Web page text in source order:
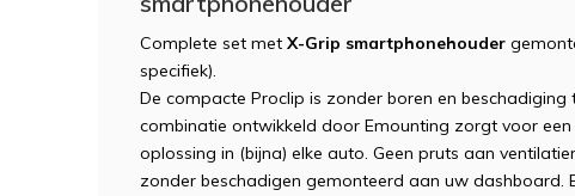
Complete set met X-Grip smartphonehouder
specifiek).
De compacte Proclip is zonder boren en beschadiging
combinatie ontwikkeld door Emounting zorgt voor een
oplossing in (bijna) elke auto. Geen pruts aan
zonder beschadigen gemonteerd aan uw dashboard.